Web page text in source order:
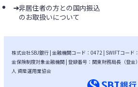
非居住者の方との国内振込
のお取扱いについて
株式会社SBJ銀行 | 金融機関コード：0472 | SWIFTコード
金保険制度対象金融機関 | 登録番号：関東財務局長（登
人 資産運用業協会